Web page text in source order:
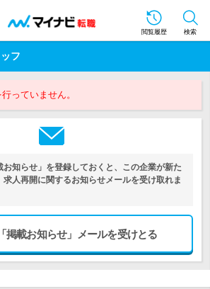
閲覧履歴 検索
フ
っていません。
お知らせ」を登録しておくと、この企業が新た
求人再開に関するお知らせメールを受け取れま
掲載お知らせ」メールを受けとる